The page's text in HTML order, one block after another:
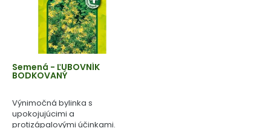
Semená - ĽUBOVNÍK
BODKOVANÝ
Výnimočná bylinka s
upokojujúcimi a
protizápalovými účinkami.